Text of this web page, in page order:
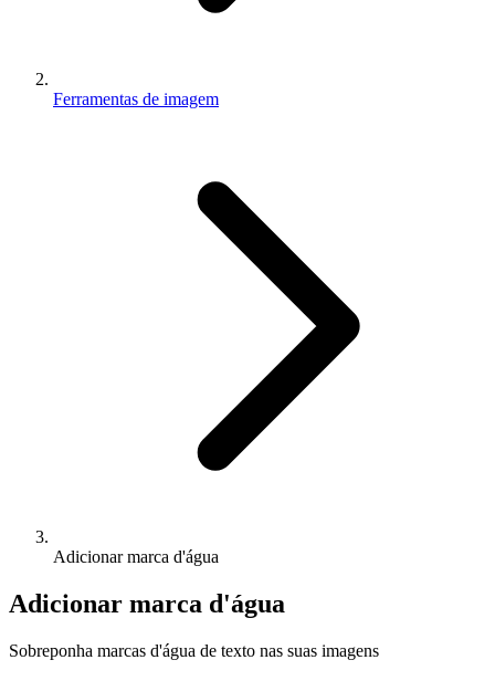
Ferramentas de imagem
Adicionar marca d'água
Adicionar marca d'água
Sobreponha marcas d'água de texto nas suas imagens